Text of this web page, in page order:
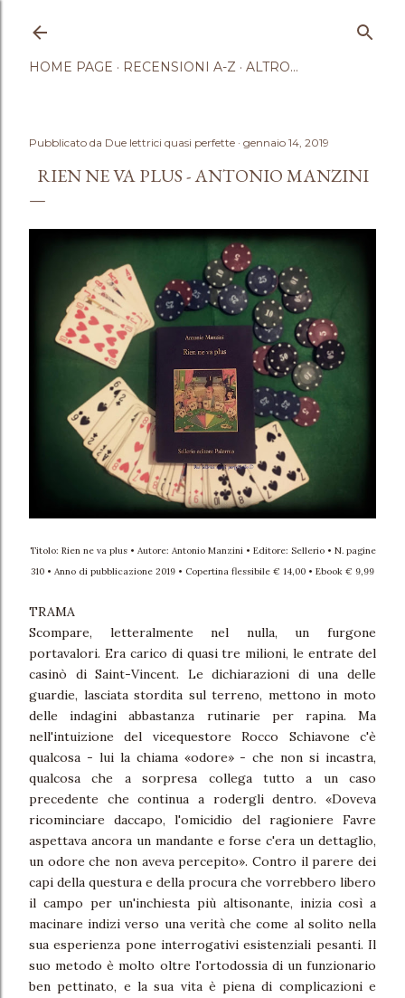
HOME PAGE RECENSIONI A-Z ALTRO…
Pubblicato da Due lettrici quasi perfette gennaio 14, 2019
RIEN NE VA PLUS - ANTONIO MANZINI
Titolo: Rien ne va plus • Autore: Antonio Manzini • Editore: Sellerio • N. pagine
310 • Anno di pubblicazione 2019 • Copertina flessibile € 14,00 • Ebook € 9,99
TRAMA
Scompare, letteralmente nel nulla, un furgone
portavalori. Era carico di quasi tre milioni, le entrate del
casinò di Saint-Vincent. Le dichiarazioni di una delle
guardie, lasciata stordita sul terreno, mettono in moto
delle indagini abbastanza rutinarie per rapina. Ma
nell'intuizione del vicequestore Rocco Schiavone c'è
qualcosa - lui la chiama «odore» - che non si incastra,
qualcosa che a sorpresa collega tutto a un caso
precedente che continua a rodergli dentro. «Doveva
ricominciare daccapo, l'omicidio del ragioniere Favre
aspettava ancora un mandante e forse c'era un dettaglio,
un odore che non aveva percepito». Contro il parere dei
capi della questura e della procura che vorrebbero libero
il campo per un'inchiesta più altisonante, inizia così a
macinare indizi verso una verità che come al solito nella
sua esperienza pone interrogativi esistenziali pesanti. Il
suo metodo è molto oltre l'ortodossia di un funzionario
ben pettinato, e la sua vita è piena di complicazioni e